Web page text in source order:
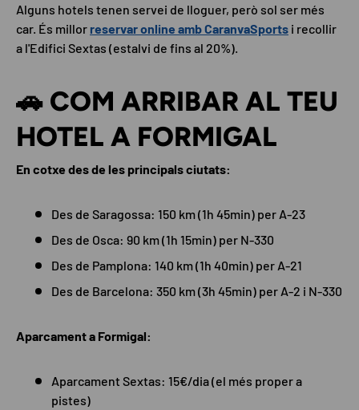
Alguns hotels tenen servei de lloguer, però sol ser més
car. És millorreservar online amb CaranvaSports i recollir
a l'Edifici Sextas (estalvi de fins al 20%).
🚗 COM ARRIBAR AL TEU
HOTEL A FORMIGAL
En cotxe des de les principals ciutats:
Des de Saragossa: 150 km (1h 45min) per A-23
Des de Osca: 90 km (1h 15min) per N-330
Des de Pamplona: 140 km (1h 40min) per A-21
Des de Barcelona: 350 km (3h 45min) per A-2 i N-330
Aparcament a Formigal:
Aparcament Sextas: 15€/dia (el més proper a
pistes)